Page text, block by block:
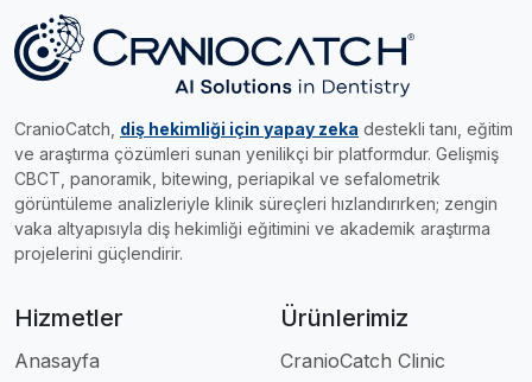
CranioCatch, diş hekimliği için yapay zeka destekli tanı, eğitim
ve araştırma çözümleri sunan yenilikçi bir platformdur. Gelişmiş
CBCT, panoramik, bitewing, periapikal ve sefalometrik
görüntüleme analizleriyle klinik süreçleri hızlandırırken; zengin
vaka altyapısıyla diş hekimliği eğitimini ve akademik araştırma
projelerini güçlendirir.
Hizmetler
Anasayfa
Ürünlerimiz
CranioCatch Clinic